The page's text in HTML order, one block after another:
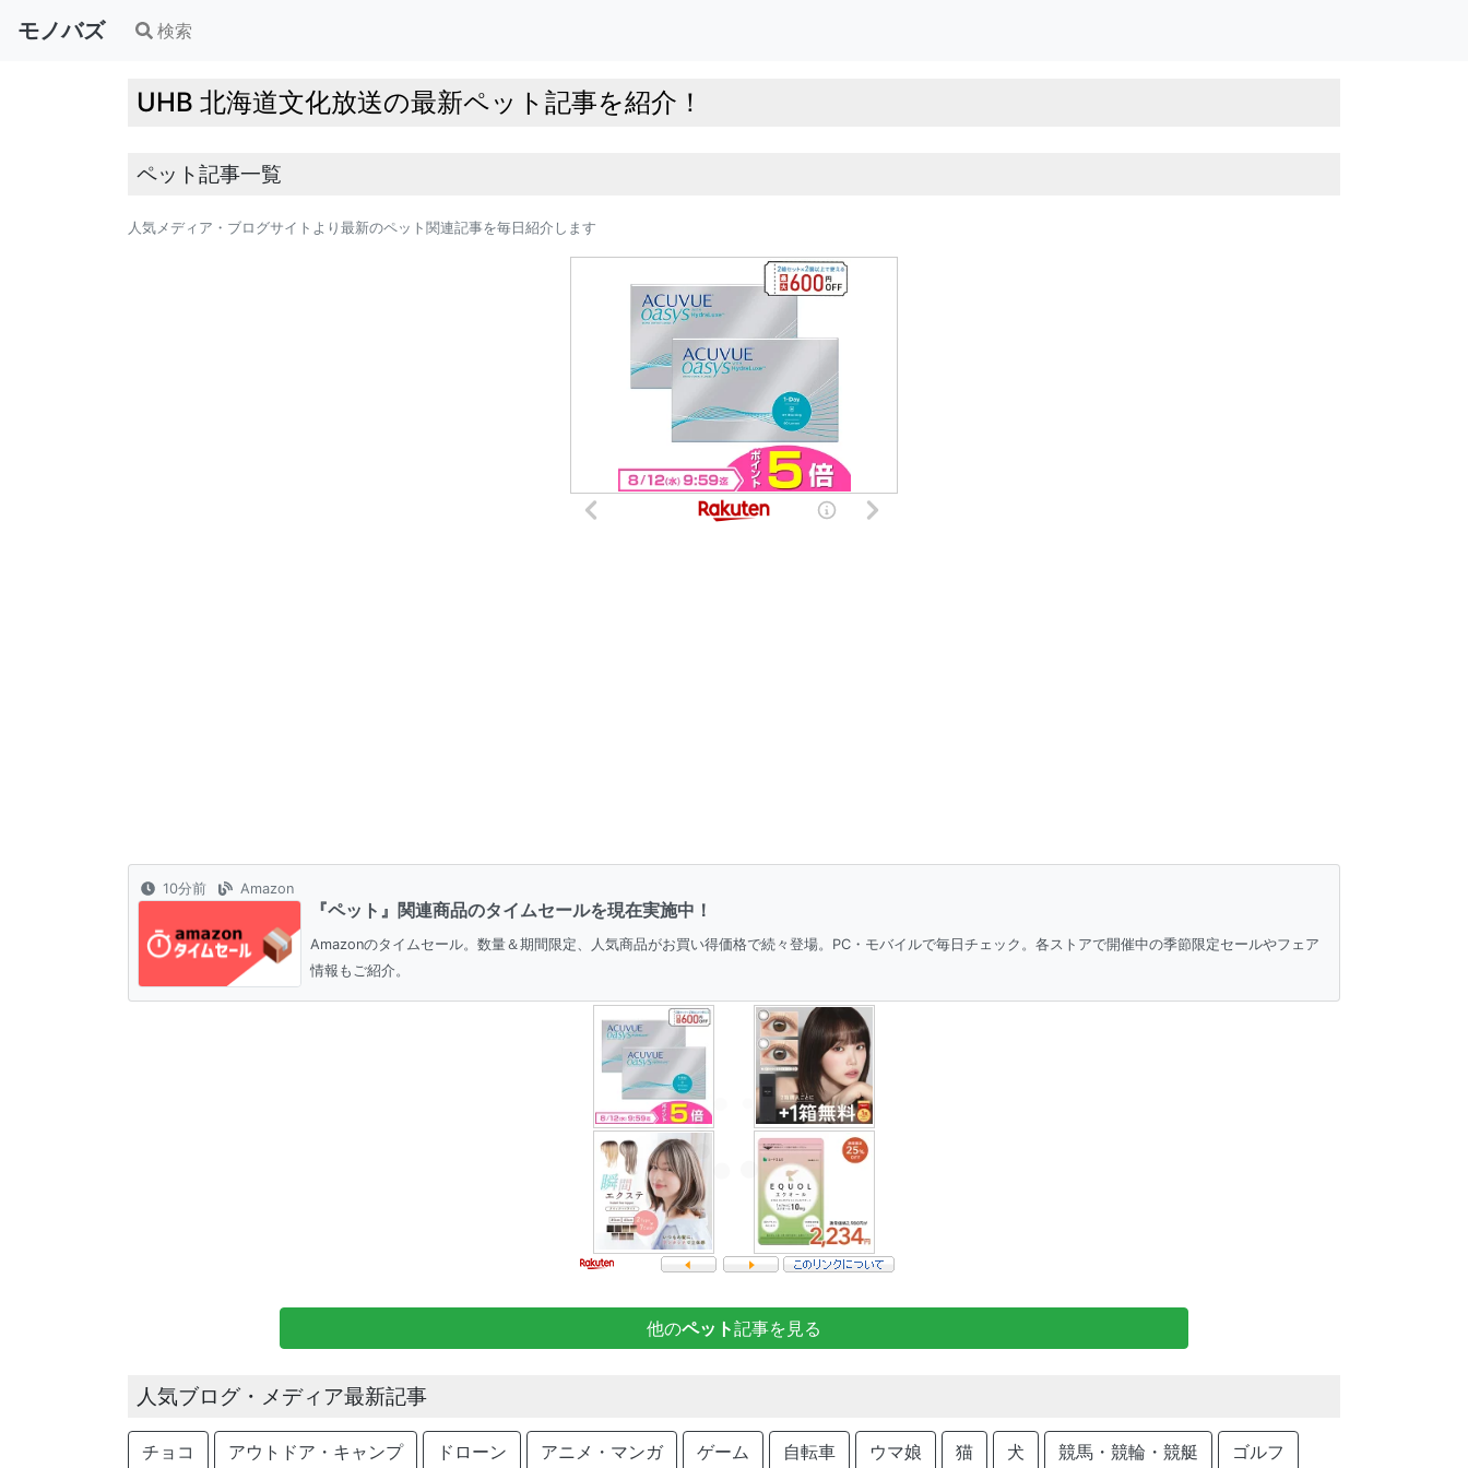
モノバズ 検索
UHB 北海道文化放送の最新ペット記事を紹介！
ペット記事一覧
人気メディア・ブログサイトより最新のペット関連記事を毎日紹介します
10分前 Amazon
『ペット』関連商品のタイムセールを現在実施中！
Amazonのタイムセール。数量＆期間限定、人気商品がお買い得価格で続々登場。PC・モバイルで毎日チェック。各ストアで開催中の季節限定セールやフェア
情報もご紹介。
他のペット記事を見る
人気ブログ・メディア最新記事
チョコ アウトドア・キャンプ ドローン アニメ・マンガ ゲーム 自転車 ウマ娘 猫 犬 競馬・競輪・競艇 ゴルフ